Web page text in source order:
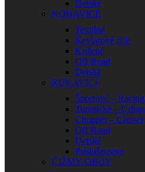
Detské
NOHAVICE
Textilné
Kevlarové rifle
Kožené
Off Road
Detské
RUKAVICE
Športové – Racing
Turistické – Urban
Chopper – Cruiser
Off Road
Detské
Príslušenstvo
ČIŽMY/OBUV